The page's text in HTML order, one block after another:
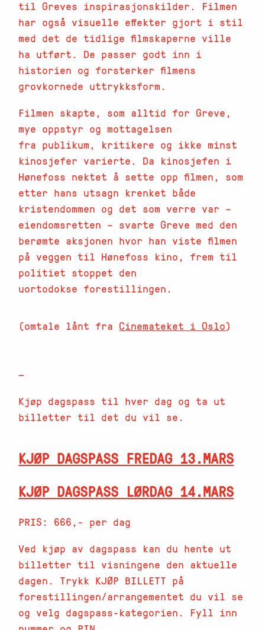
til Greves inspirasjonskilder. Filmen
har også visuelle effekter gjort i stil
med det de tidlige filmskaperne ville
ha utført. De passer godt inn i
historien og forsterker filmens
grovkornede uttrykksform.
Filmen skapte, som alltid for Greve,
mye oppstyr og mottagelsen
fra publikum, kritikere og ikke minst
kinosjefer varierte. Da kinosjefen i
Hønefoss nektet å sette opp filmen, som
etter hans utsagn krenket både
kristendommen og det som verre var –
eiendomsretten – svarte Greve med den
berømte aksjonen hvor han viste filmen
på veggen til Hønefoss kino, frem til
politiet stoppet den
uortodokse forestillingen.
(omtale lånt fra Cinemateket i Oslo)
—
Kjøp dagspass til hver dag og ta ut
billetter til det du vil se.
KJØP DAGSPASS FREDAG 13.MARS
KJØP DAGSPASS LØRDAG 14.MARS
PRIS: 666,- per dag
Ved kjøp av dagspass kan du hente ut
billetter til visningene den aktuelle
dagen. Trykk KJØP BILLETT på
forestillingen/arrangementet du vil se
og velg dagspass-kategorien. Fyll inn